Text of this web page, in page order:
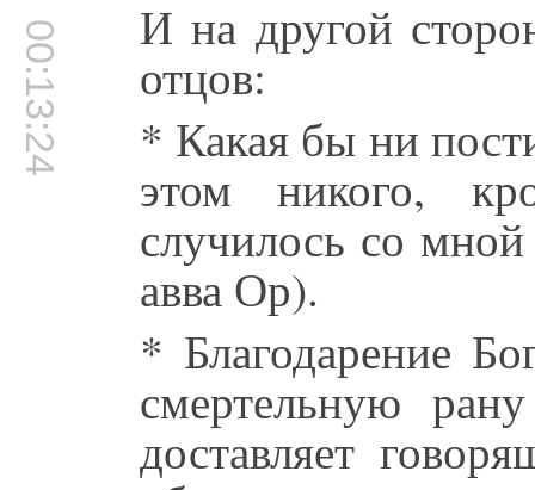
00:13:24 И на другой
отцов:
* Какая бы ни
этом никого,
случилось со
авва Ор).
* Благодарение
смертельную
доставляет